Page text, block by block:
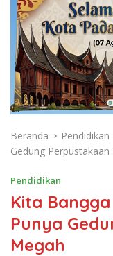
Beranda Pendidikan
Gedung Perpustakaan
Pendidikan
Kita
Punya
Megah